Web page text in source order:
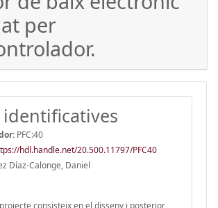
per
identificatives
PFC:40
hdl.handle.net/20.500.11797/PFC40
Díaz-Calonge, Daniel
consisteix en el disseny i posterior